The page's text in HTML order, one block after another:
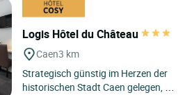
Logis Hôtel du Château
Caen3 km
Strategisch günstig im Herzen der
historischen Stadt Caen gelegen, ist